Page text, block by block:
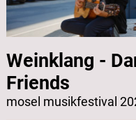
Weinklang -
Friends
mosel musikfestival